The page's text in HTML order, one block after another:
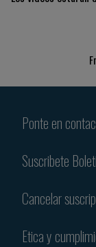
Ponte en
Suscribete
Cancelar
Etica y